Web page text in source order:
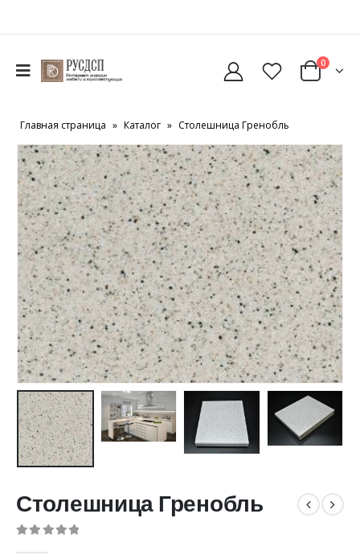
0
Главная страница » Каталог » Столешница Гренобль
Столешница Гренобль